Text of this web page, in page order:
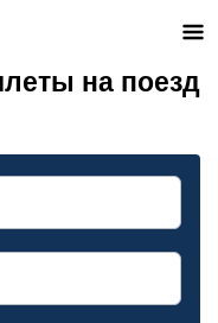
на поезд